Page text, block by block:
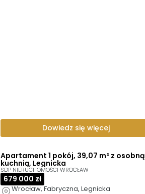
Dowiedz się więcej
Apartament 1 pokój, 39,07 m² z osobną
kuchnią, Legnicka
SDP NIERUCHOMOŚCI WROCŁAW
679 000 zł
Wrocław, Fabryczna, Legnicka